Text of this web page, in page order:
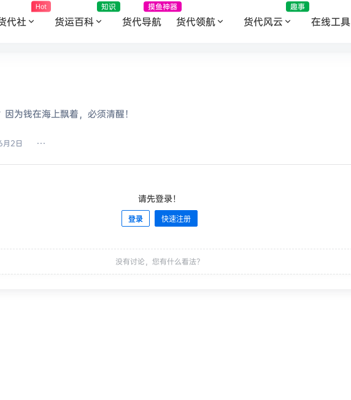
代社
Hot
货运百科
知识
货代导航
摸鱼神器
货代领航 货代风云
趣事
在线工具
为钱在海上飘着，必须清醒！
月2日
请先登录！
登录 快速注册
没有讨论，您有什么看法？